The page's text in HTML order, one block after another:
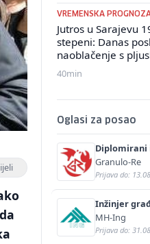
VREMENSKA
Jutros u Sarajevu
stepeni: Danas
naoblačenje s
40min
Oglasi za posao
Diplomirani
Bachelor
(m/ž)
Granulo-Re
Prijava do:
Inžinjer
(m/ž)
MH-Ing
Prijava do: